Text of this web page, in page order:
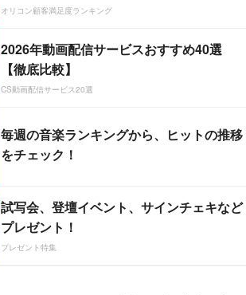
オリコン顧客満足度ランキング
2026年動画配信サービスおすすめ40選
【徹底比較】
CS動画配信サービス20選
毎週の音楽ランキングから、ヒットの推移
をチェック！
試写会、登壇イベント、サインチェキなど
プレゼント！
プレゼント特集